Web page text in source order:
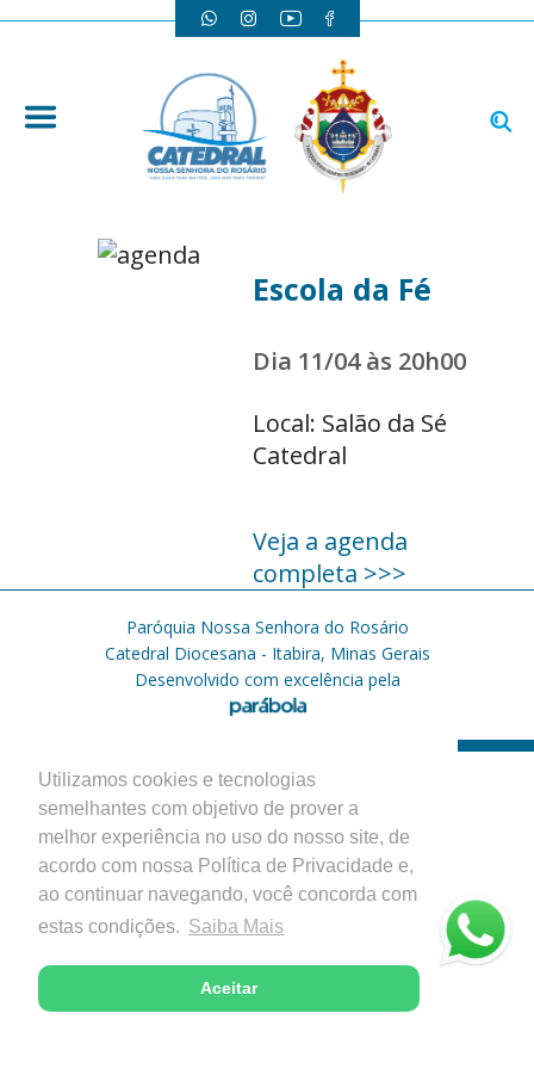
Utilizamos cookies e tecnologias
semelhantes com objetivo de prover a
melhor experiência no uso do nosso site, de
acordo com nossa Política de Privacidade e,
ao continuar navegando, você concorda com
estas condições. Saiba Mais
Aceitar
Escola da Fé
Dia 11/04 às 20h00
Local: Salão da Sé
Catedral
Veja a agenda
completa >>>
Paróquia Nossa Senhora do Rosário
Catedral Diocesana - Itabira, Minas Gerais
Desenvolvido com excelência pela